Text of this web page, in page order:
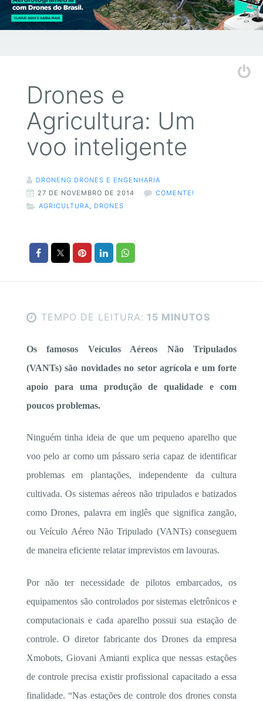
Drones e
Agricultura: Um
voo inteligente
DRONENG DRONES E ENGENHARIA
27 DE NOVEMBRO DE 2014
COMENTE!
AGRICULTURA
DRONES
TEMPO DE LEITURA: 15 MINUTOS
Os famosos Veículos Aéreos Não Tripulados
(VANTs) são novidades no setor agrícola e um forte
apoio para uma produção de qualidade e com
poucos problemas.
Ninguém tinha ideia de que um pequeno aparelho que
voo pelo ar como um pássaro seria capaz de identificar
problemas em plantações, independente da cultura
cultivada. Os sistemas aéreos não tripulados e batizados
como Drones, palavra em inglês que significa zangão,
ou Veículo Aéreo Não Tripulado (VANTs) conseguem
de maneira eficiente relatar imprevistos em lavouras.
Por não ter necessidade de pilotos embarcados, os
equipamentos são controlados por sistemas eletrônicos e
computacionais e cada aparelho possui sua estação de
controle. O diretor fabricante dos Drones da empresa
Xmobots, Giovani Amianti explica que nessas estações
de controle precisa existir profissional capacitado a essa
finalidade. “Nas estações de controle dos drones consta